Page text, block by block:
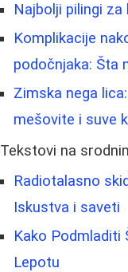
Najbolji pilingi
Komplikacije
podočnjaka: Šta
Zimska nega
mešovite i suve
Tekstovi na
Radiotalasno
Iskustva i saveti
Kako Podmladiti
Lepotu